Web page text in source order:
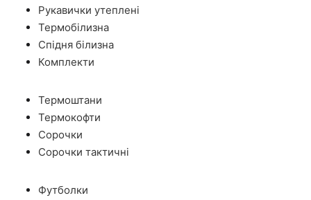
Рукавички утеплені
Термобілизна
Спідня білизна
Комплекти
Термоштани
Термокофти
Сорочки
Сорочки тактичні
Футболки